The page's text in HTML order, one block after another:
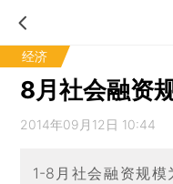
经济
8月社会融资
2014年09月12日 10:44
1-8月社会融资规模